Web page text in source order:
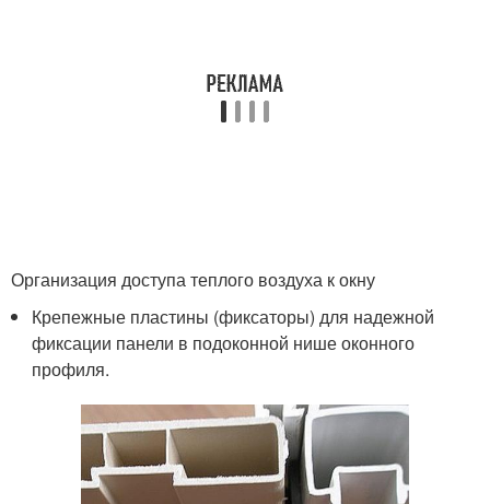
Организация доступа теплого воздуха к окну
Крепежные пластины (фиксаторы) для надежной
фиксации панели в подоконной нише оконного
профиля.